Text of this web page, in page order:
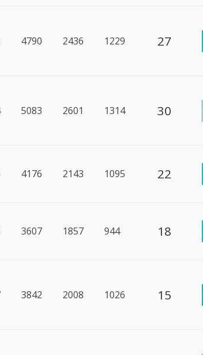
4790 2436 1229 27
5083 2601 1314 30
4176 2143 1095 22
3607 1857 944 18
3842 2008 1026 15